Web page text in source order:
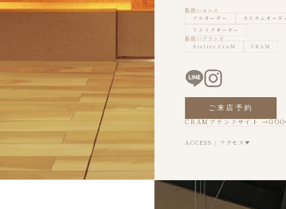
取扱いコース
フルオーダー
カスタムオーダ
リメイクオーダー
取扱いブランド
Atelier CraM CRAM
ご来店予約
CRAMブランドサイト →
ACCESS / アクセス